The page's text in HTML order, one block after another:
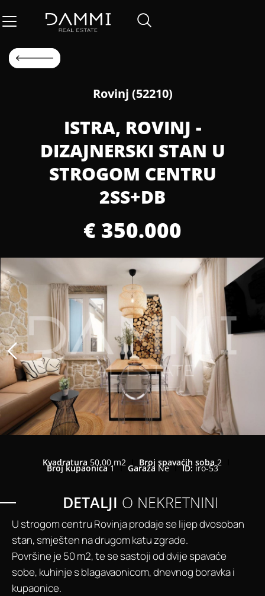
Rovinj (52210)
ISTRA, ROVINJ -
DIZAJNERSKI STAN U
STROGOM CENTRU
2SS+DB
€ 350.000
Kvadratura 50,00 m2 Broj spavaćih soba 2
Broj kupaonica1 Garaža Ne ID: iro-53
DETALJI O NEKRETNINI
U strogom centru Rovinja prodaje se lijep dvosoban
stan, smješten na drugom katu zgrade.
Površine je 50 m2, te se sastoji od dvije spavaće
sobe, kuhinje s blagavaonicom, dnevnog boravka i
kupaonice.